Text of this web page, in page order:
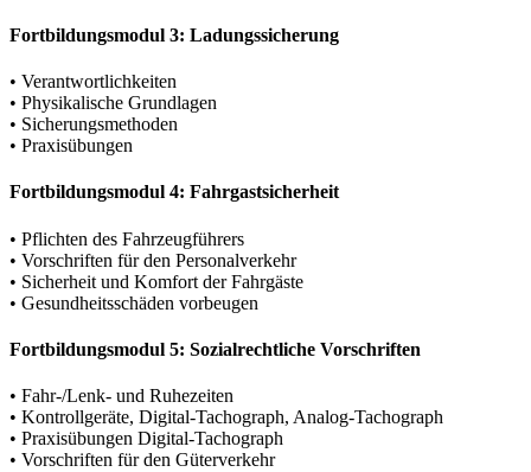
Fortbildungsmodul 3: Ladungssicherung
• Verantwortlichkeiten
• Physikalische Grundlagen
• Sicherungsmethoden
• Praxisübungen
Fortbildungsmodul 4: Fahrgastsicherheit
• Pflichten des Fahrzeugführers
• Vorschriften für den Personalverkehr
• Sicherheit und Komfort der Fahrgäste
• Gesundheitsschäden vorbeugen
Fortbildungsmodul 5: Sozialrechtliche Vorschriften
• Fahr-/Lenk- und Ruhezeiten
• Kontrollgeräte, Digital-Tachograph, Analog-Tachograph
• Praxisübungen Digital-Tachograph
• Vorschriften für den Güterverkehr